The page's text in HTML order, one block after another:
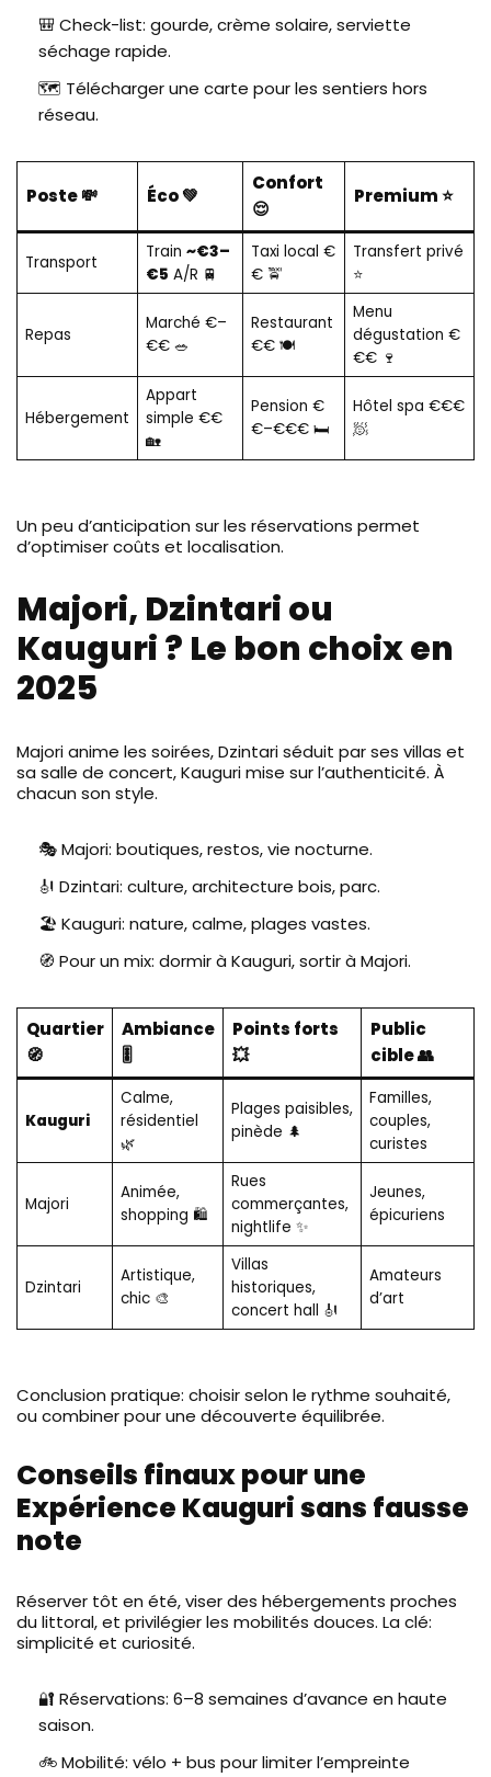
🎒 Check-list: gourde, crème solaire, serviette
séchage rapide.
🗺️ Télécharger une carte pour les sentiers hors
réseau.
Poste 💸 Éco 💚
Confort
😌
Premium ⭐
Transport
Train ~€3–
€5 A/R 🚆
Taxi local €
€ 🚖
Transfert privé
⭐
Repas
Marché €–
€€ 🥗
Restaurant
€€ 🍽️
Menu
dégustation €
€€ 🍷
Hébergement
Appart
simple €€
🏡
Pension €
€–€€€ 🛏️
Hôtel spa €€€
🧖
Un peu d’anticipation sur les réservations permet
d’optimiser coûts et localisation.
Majori, Dzintari ou
Kauguri ? Le bon choix en
2025
Majori anime les soirées, Dzintari séduit par ses villas et
sa salle de concert, Kauguri mise sur l’authenticité. À
chacun son style.
🎭 Majori: boutiques, restos, vie nocturne.
🎻 Dzintari: culture, architecture bois, parc.
🏖️ Kauguri: nature, calme, plages vastes.
🧭 Pour un mix: dormir à Kauguri, sortir à Majori.
Quartier
🧭
Ambiance
🎚️
Points forts
💥
Public
cible 👥
Kauguri
Calme,
résidentiel
🌿
Plages paisibles,
pinède 🌲
Familles,
couples,
curistes
Majori
Animée,
shopping 🛍️
Rues
commerçantes,
nightlife ✨
Jeunes,
épicuriens
Dzintari
Artistique,
chic 🎨
Villas
historiques,
concert hall 🎻
Amateurs
d’art
Conclusion pratique: choisir selon le rythme souhaité,
ou combiner pour une découverte équilibrée.
Conseils finaux pour une
Expérience Kauguri sans fausse
note
Réserver tôt en été, viser des hébergements proches
du littoral, et privilégier les mobilités douces. La clé:
simplicité et curiosité.
🔐 Réservations: 6–8 semaines d’avance en haute
saison.
🚲 Mobilité: vélo + bus pour limiter l’empreinte